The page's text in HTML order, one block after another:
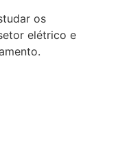
os
elétrico e